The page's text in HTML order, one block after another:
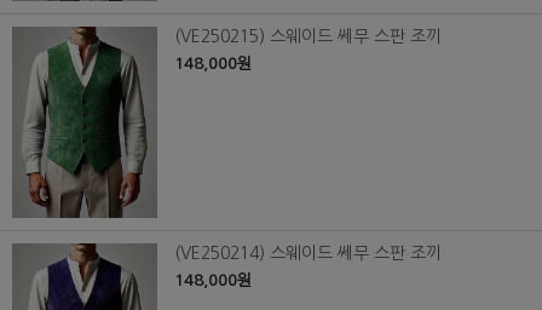
(VE250215) 스웨이드 쎄무 스판 조끼
148,000원
(VE250214) 스웨이드 쎄무 스판 조끼
148,000원